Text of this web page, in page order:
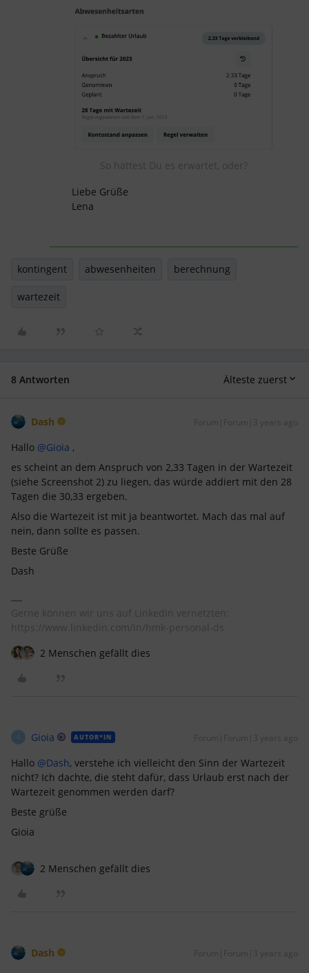
So hättest Du es erwartet, oder?
Liebe Grüße
Lena
kontingent abwesenheiten berechnung
wartezeit
8 Antworten Älteste zuerst
Dash Forum|Forum|3 years ago
Hallo @Gioia ,
es scheint an dem Anspruch von 2,33 Tagen in der Wartezeit
(siehe Screenshot 2) zu liegen, das würde addiert mit den 28
Tagen die 30,33 ergeben.
Also die Wartezeit ist mit ja beantwortet. Mach das mal auf
nein, dann sollte es passen.
Beste Grüße
Dash
Gerne können wir uns auf LinkedIn vernetzten:
https://www.linkedin.com/in/hmk-personal-ds
2 Menschen gefällt dies
Gioia AUTOR*IN Forum|Forum|3 years ago
Hallo @Dash, verstehe ich vielleicht den Sinn der Wartezeit
nicht? Ich dachte, die steht dafür, dass Urlaub erst nach der
Wartezeit genommen werden darf?
Beste grüße
Gioia
2 Menschen gefällt dies
Dash Forum|Forum|3 years ago